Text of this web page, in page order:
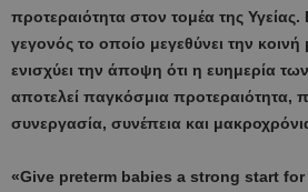
προτεραιότητα στον τομέα της Υγείας.
γεγονός το οποίο μεγεθύνει την
ενισχύει την άποψη ότι η ευημερία
αποτελεί παγκόσμια προτεραιότητα,
συνεργασία, συνέπεια και
«Give preterm babies a strong start for